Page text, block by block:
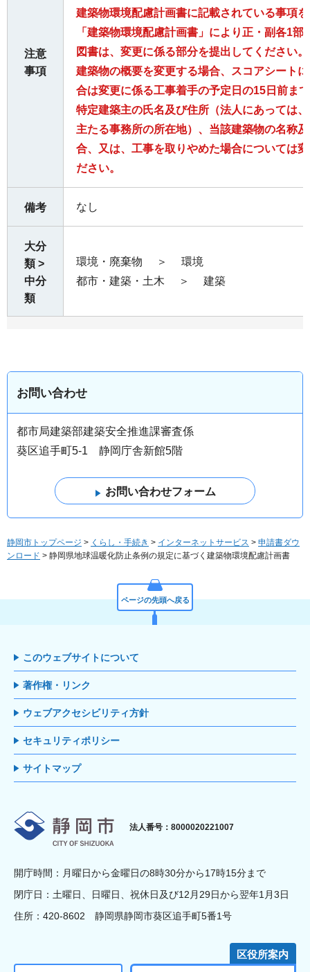
注意
事項
建築物環境配慮計画書に記載されている事項
「建築物環境配慮計画書」により正・副各1
図書は、変更に係る部分を提出してください。
建築物の概要を変更する場合、スコアシート
合は変更に係る工事着手の予定日の15日前ま
特定建築主の氏名及び住所（法人にあっては
主たる事務所の所在地）、当該建築物の名称
合、又は、工事を取りやめた場合については
ださい。
備考 なし
大分
類 >
中分
類
環境・廃棄物 ＞
環境
都市・建築・土木
＞ 建築
お問い合わせ
都市局建築部建築安全推進課審査係
葵区追手町5-1 静岡庁舎新館5階
静岡市トップページ > くらし・手続き > インターネットサービス > 申請書ダウ
ンロード > 静岡県地球温暖化防止条例の規定に基づく建築物環境配慮計画書
ページの先頭へ戻る
このウェブサイトについて
著作権・リンク
ウェブアクセシビリティ方針
セキュリティポリシー
サイトマップ
静岡市
法人番号：8000020221007
開庁時間：月曜日から金曜日の8時30分から17時15分まで
閉庁日：土曜日、日曜日、祝休日及び12月29日から翌年1月3日
住所：420-8602 静岡県静岡市葵区追手町5番1号
区役所案内